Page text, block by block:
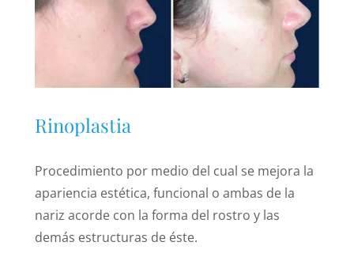
Rinoplastia
Procedimiento por medio del cual se mejora la
apariencia estética, funcional o ambas de la
nariz acorde con la forma del rostro y las
demás estructuras de éste.